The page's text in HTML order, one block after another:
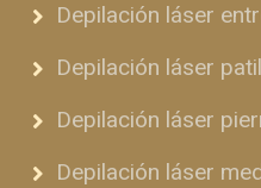
Depilación láser
Depilación láser
Depilación láser
Depilación láser